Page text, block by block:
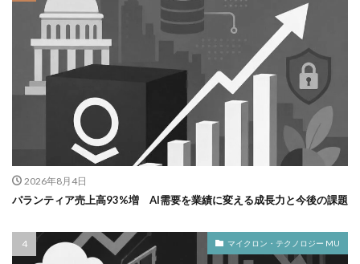
2026年8月4日
パランティア売上高93%増 AI需要を業績に変える成長力と今後の課題
マイクロン・テクノロジー MU